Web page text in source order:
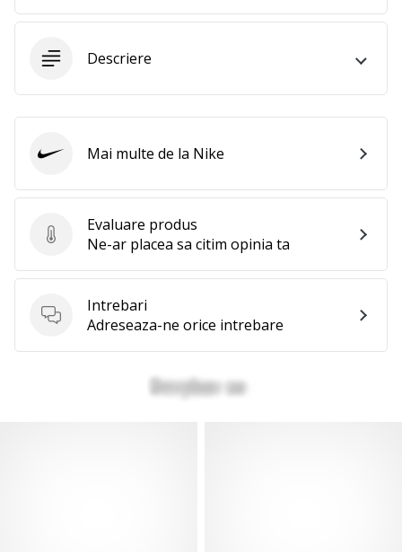
toate
Descriere
Evaluare produs
Evaluare produs
Ne-ar placea sa citim opinia ta
Intrebari
Intrebari
Adreseaza-ne orice intrebare
Mai multe de la Nike